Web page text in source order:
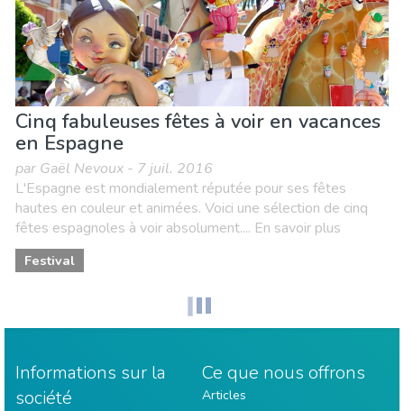
Cinq fabuleuses fêtes à voir en vacances
en Espagne
par Gaël Nevoux - 7 juil. 2016
L'Espagne est mondialement réputée pour ses fêtes
hautes en couleur et animées. Voici une sélection de cinq
fêtes espagnoles à voir absolument.... En savoir plus
Festival
Informations sur la
société
Ce que nous offrons
Articles